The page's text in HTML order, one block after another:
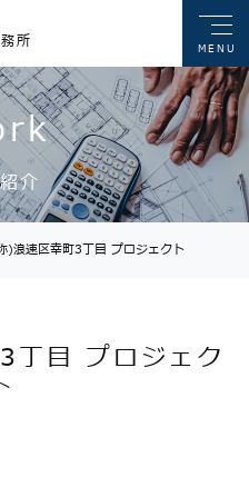
MENU
所
介
)浪速区幸町3丁目 プロジェクト
丁目 プロジェク